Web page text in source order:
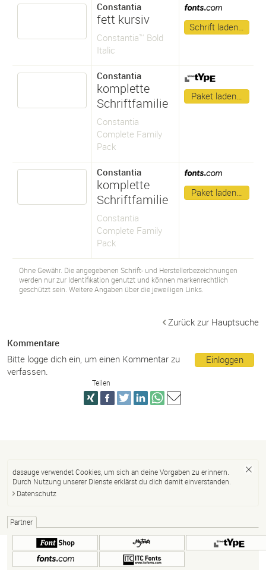
Constantia
fett kursiv
Constantia™ Bold
Italic
Schrift laden…
Constantia
komplette
Schriftfamilie
Constantia
Complete Family
Pack
Paket laden…
Constantia
komplette
Schriftfamilie
Constantia
Complete Family
Pack
Paket laden…
Ohne Gewähr. Die angegebenen Schrift- und Herstellerbezeichnungen
werden nur zur Identifikation genutzt und können markenrechtlich
geschützt sein. Weitere Angaben über die jeweiligen Links.
Zurück zur Hauptsuche
Kommentare
Einloggen
Bitte logge dich ein, um einen Kommentar zu
verfassen.
Teilen
dasauge verwendet Cookies, um sich an deine Vorgaben zu erinnern.
Durch Nutzung unserer Dienste erklärst du dich damit einverstanden.
Datenschutz
Partner